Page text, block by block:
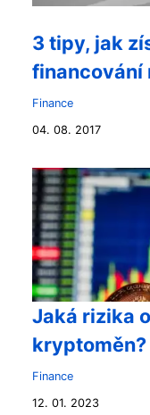
3 tipy, jak
financování
Finance
04. 08. 2017
Jaká rizika
kryptoměn?
Finance
12. 01. 2023